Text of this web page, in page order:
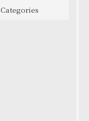
Categories